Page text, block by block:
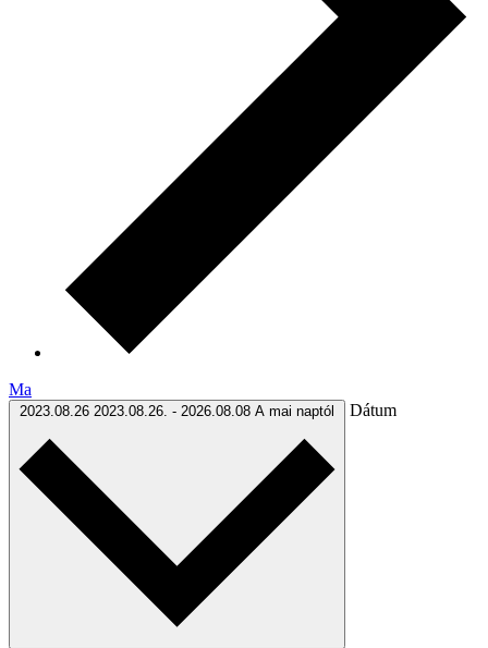
Ma
2023.08.26 2023.08.26. - 2026.08.08 A mai naptól Dátum